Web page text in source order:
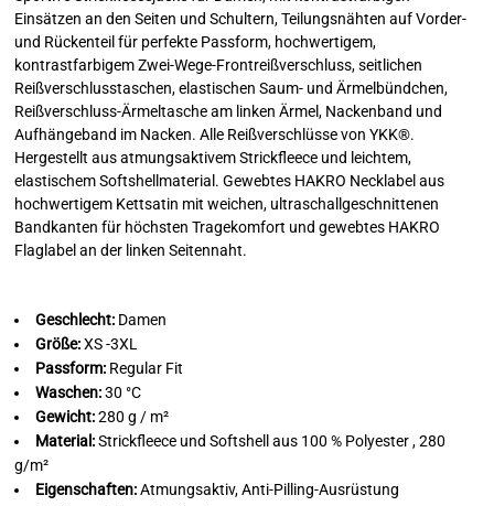
Einsätzen an den Seiten und Schultern, Teilungsnähten auf Vorder-
und Rückenteil für perfekte Passform, hochwertigem,
kontrastfarbigem Zwei-Wege-Frontreißverschluss, seitlichen
Reißverschlusstaschen, elastischen Saum- und Ärmelbündchen,
Reißverschluss-Ärmeltasche am linken Ärmel, Nackenband und
Aufhängeband im Nacken. Alle Reißverschlüsse von YKK®.
Hergestellt aus atmungsaktivem Strickfleece und leichtem,
elastischem Softshellmaterial. Gewebtes HAKRO Necklabel aus
hochwertigem Kettsatin mit weichen, ultraschallgeschnittenen
Bandkanten für höchsten Tragekomfort und gewebtes HAKRO
Flaglabel an der linken Seitennaht.
Geschlecht: Damen
Größe:XS -3XL
Passform: Regular Fit
Waschen:30 °C
Gewicht:280 g / m²
Material:Strickfleece und Softshell aus 100 % Polyester , 280
g/m²
Eigenschaften:Atmungsaktiv, Anti-Pilling-Ausrüstung